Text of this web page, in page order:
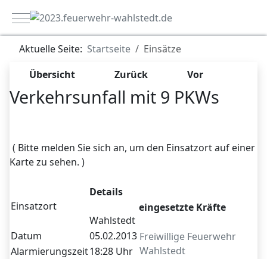
Mobile Menu Toggle
Aktuelle Seite: Startseite
Einsätze
Übersicht
Zurück Vor
Verkehrsunfall mit 9 PKWs
( Bitte melden Sie sich an, um den Einsatzort auf einer
Karte zu sehen. )
Einsatzort
Details
Wahlstedt
Datum
05.02.2013
Alarmierungszeit18:28 Uhr
eingesetzte Kräfte
Freiwillige Feuerwehr
Wahlstedt